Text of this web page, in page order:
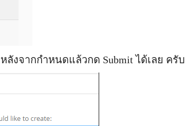
ลังจากกำหนดแล้วกด Submit ได้เลย ครับ